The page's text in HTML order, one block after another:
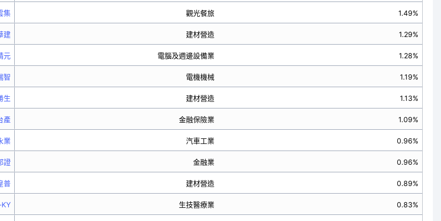
集
建
元
智
生
產
業
證
普
觀光餐旅 1.49%
建材營造 1.29%
電腦及週邊設備業 1.28%
電機機械 1.19%
建材營造 1.13%
金融保險業 1.09%
汽車工業 0.96%
金融業 0.96%
建材營造 0.89%
生技醫療業 0.83%